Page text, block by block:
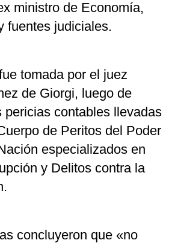
ministro de Economía,
fuentes judiciales.
tomada por el juez
de Giorgi, luego de
pericias contables llevadas
de Peritos del Poder
especializados en
y Delitos contra la
concluyeron que «no